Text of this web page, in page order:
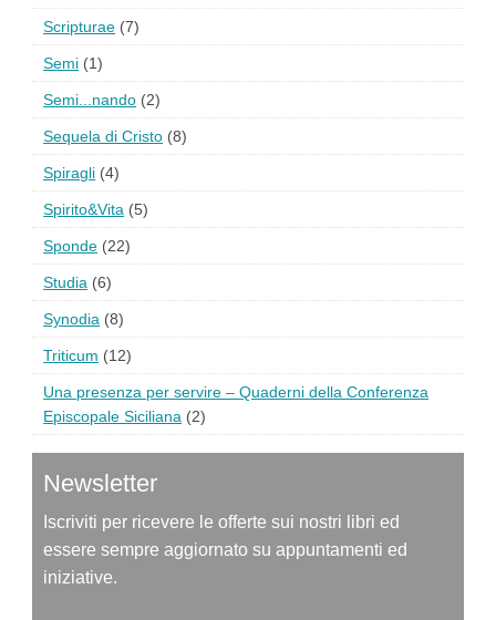
Scripturae (7)
Semi (1)
Semi...nando (2)
Sequela di Cristo (8)
Spiragli (4)
Spirito&Vita (5)
Sponde (22)
Studia (6)
Synodia (8)
Triticum (12)
Una presenza per servire – Quaderni della Conferenza
Episcopale Siciliana (2)
Newsletter
Iscriviti per ricevere le offerte sui nostri libri ed
essere sempre aggiornato su appuntamenti ed
iniziative.